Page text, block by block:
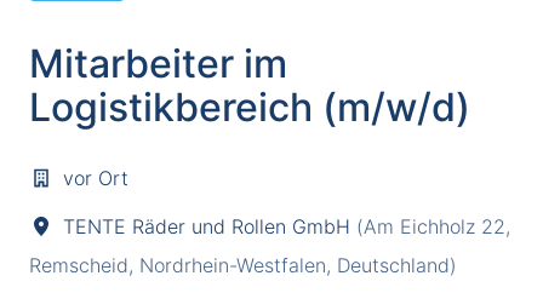
Mitarbeiter im
Logistikbereich (m/w/d)
vor Ort
TENTE Räder und Rollen GmbH (Am Eichholz 22 ,
Remscheid, Nordrhein-Westfalen, Deutschland)